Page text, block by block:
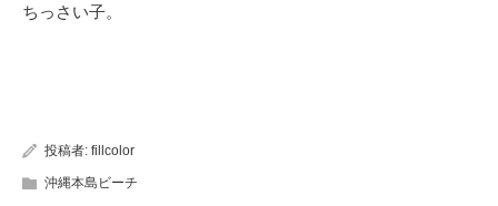
ちっさい子。
投稿者: fillcolor
沖縄本島ビーチ